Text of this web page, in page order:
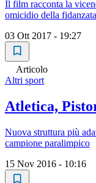
Il film racconta la
omicidio della
03 Ott 2017 - 19:27
Articolo
Altri sport
Atletica,
Nuova struttura più
campione paralimpico
15 Nov 2016 - 10:16